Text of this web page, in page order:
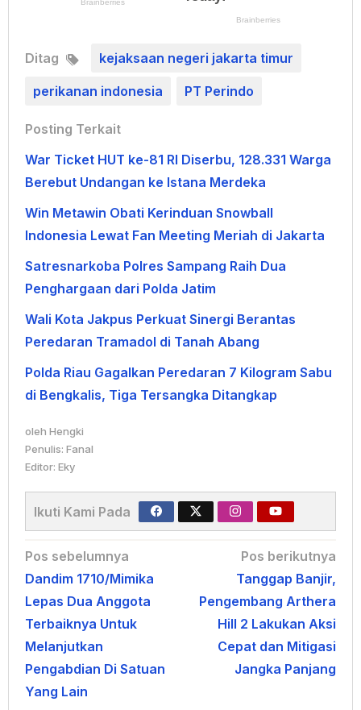
Ditag kejaksaan negeri jakarta timur
perikanan indonesia PT Perindo
Posting Terkait
War Ticket HUT ke-81 RI Diserbu, 128.331 Warga
Berebut Undangan ke Istana Merdeka
Win Metawin Obati Kerinduan Snowball
Indonesia Lewat Fan Meeting Meriah di Jakarta
Satresnarkoba Polres Sampang Raih Dua
Penghargaan dari Polda Jatim
Wali Kota Jakpus Perkuat Sinergi Berantas
Peredaran Tramadol di Tanah Abang
Polda Riau Gagalkan Peredaran 7 Kilogram Sabu
di Bengkalis, Tiga Tersangka Ditangkap
oleh Hengki
Penulis: Fanal
Editor: Eky
Ikuti Kami Pada
Navigasi
pos
Pos sebelumnya
Dandim 1710/Mimika
Lepas Dua Anggota
Terbaiknya Untuk
Melanjutkan
Pengabdian Di Satuan
Yang Lain
Pos berikutnya
Tanggap Banjir,
Pengembang Arthera
Hill 2 Lakukan Aksi
Cepat dan Mitigasi
Jangka Panjang